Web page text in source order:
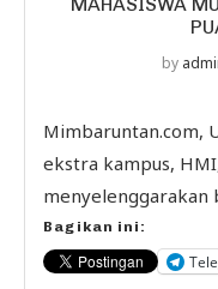
by
Mimbaruntan.com,
ekstra kampus,
menyelenggarakan
Bagikan ini: